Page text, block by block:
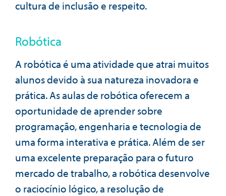
cultura de inclusão e respeito.
Robótica
A robótica é uma atividade que atrai muitos
alunos devido à sua natureza inovadora e
prática. As aulas de robótica oferecem a
oportunidade de aprender sobre
programação, engenharia e tecnologia de
uma forma interativa e prática. Além de ser
uma excelente preparação para o futuro
mercado de trabalho, a robótica desenvolve
o raciocínio lógico, a resolução de